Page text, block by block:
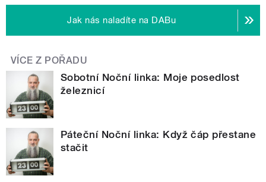
Jak nás naladíte na DABu
VÍCE Z POŘADU
Sobotní Noční linka: Moje posedlost
železnicí
Páteční Noční linka: Když čáp přestane
stačit